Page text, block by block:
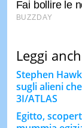
Leggi
Stephen
sugli alieni
3I/ATLAS
Egitto,